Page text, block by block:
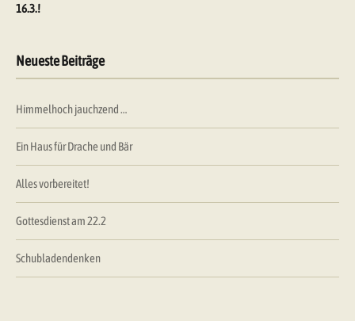
16.3.!
Neueste Beiträge
Himmelhoch jauchzend …
Ein Haus für Drache und Bär
Alles vorbereitet!
Gottesdienst am 22.2
Schubladendenken